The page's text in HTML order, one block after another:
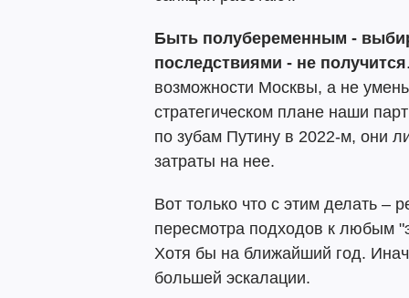
Быть полубеременным -
последствиями - не получится
возможности Москвы, а не
стратегическом плане наши
по зубам Путину в 2022-м, они
затраты на нее.
Вот только что с этим делать –
пересмотра подходов к любым
Хотя бы на ближайший год.
большей эскалации.